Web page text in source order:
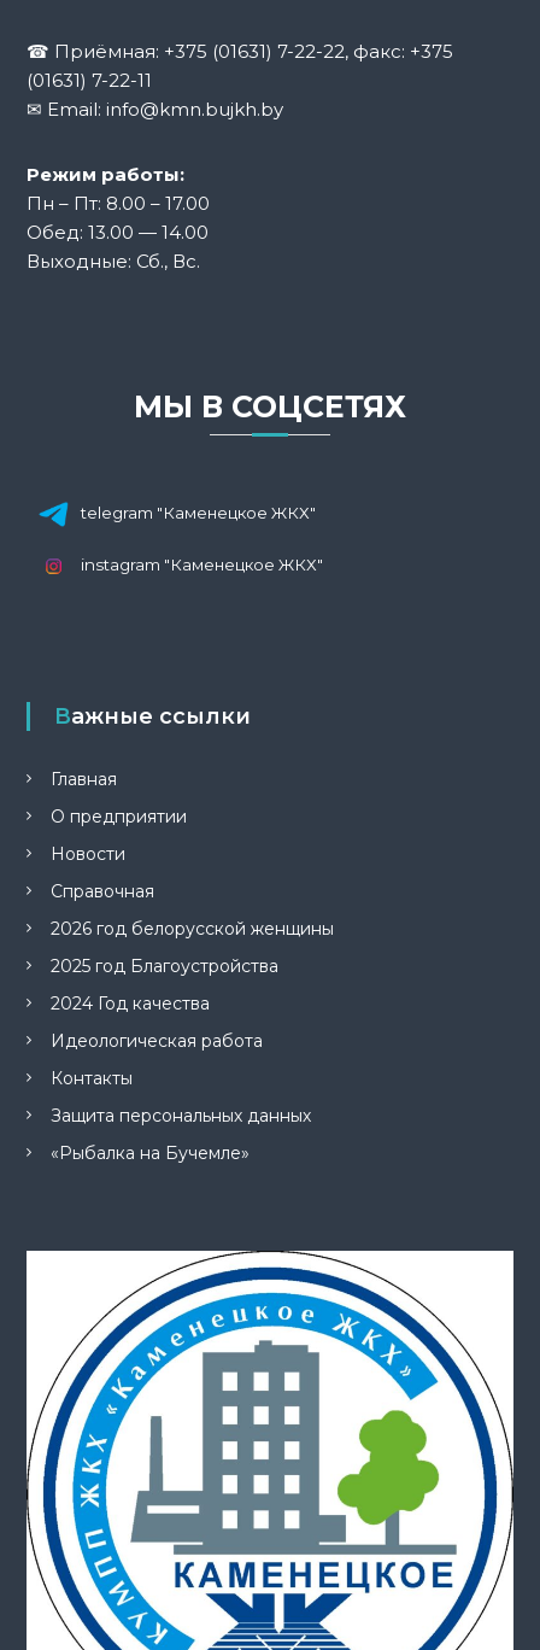
☎ Приёмная: +375 (01631) 7-22-22, факс: +375
(01631) 7-22-11
✉ Email: info@kmn.bujkh.by
Режим работы:
Пн – Пт: 8.00 – 17.00
Обед: 13.00 — 14.00
Выходные: Сб., Вс.
МЫ В СОЦСЕТЯХ
telegram "Каменецкое ЖКХ"
instagram "Каменецкое ЖКХ"
Важные ссылки
Главная
О предприятии
Новости
Справочная
2026 год белорусской женщины
2025 год Благоустройства
2024 Год качества
Идеологическая работа
Контакты
Защита персональных данных
«Рыбалка на Бучемле»